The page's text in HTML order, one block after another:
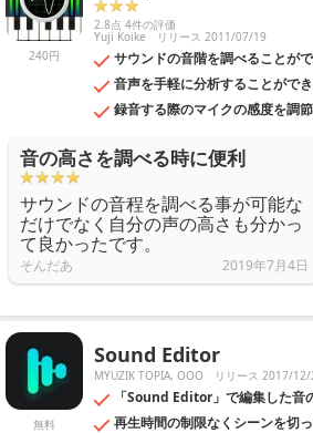
240円
2.8点 4件の評価
Yuji Koike リリース 2011/07/19
サウンドの音階を調べることが
音声を手軽に分析することがで
録音する際のマイクの感度を調
音の高さを調べる時に便利
サウンドの音程を調べる事が可能な
だけでなく自分の声の高さも分かっ
て良かったです。
そんだあ 2019年7月4日
無料
Sound Editor
MYUZIK TOPIA, OOO リリース 2017/12/
「Sound Editor」で編集した音
再生時間の制限なくシーンを切